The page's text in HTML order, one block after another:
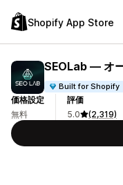
Shopify App Store
SEOLab — オ
Built for Shopify
価格設定
無料
評価
5.0
(2,319)